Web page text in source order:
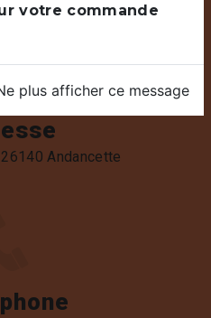
votre commande
plus afficher ce message
Andancette